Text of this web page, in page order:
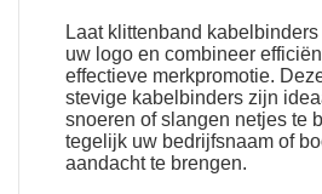
Laat klittenband
uw logo en combineer
effectieve merkpromotie.
stevige kabelbinders zijn
snoeren of slangen netjes te
tegelijk uw bedrijfsnaam of
aandacht te brengen.